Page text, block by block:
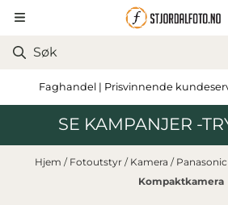
Hopp til innhold
Faghandel | Prisvinnende
SE KAMPANJER -
Hjem / Fotoutstyr / Kamera /
Kompaktkamera